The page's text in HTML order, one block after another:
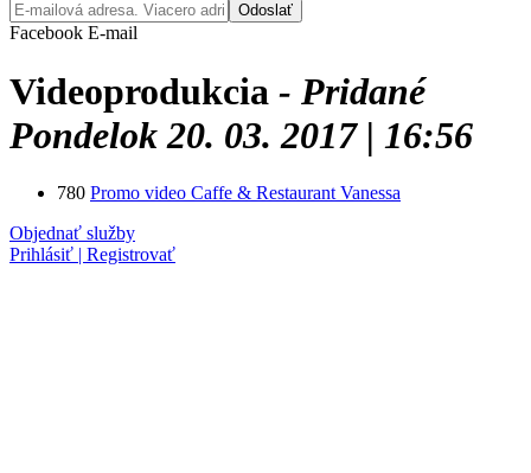
Odoslať
Facebook E-mail
Videoprodukcia - Pridané
Pondelok 20. 03. 2017 | 16:56
780 Promo video Caffe & Restaurant Vanessa
Objednať služby
Prihlásiť | Registrovať